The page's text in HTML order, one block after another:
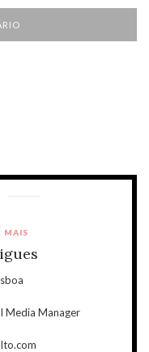
Media Manager
MAIS